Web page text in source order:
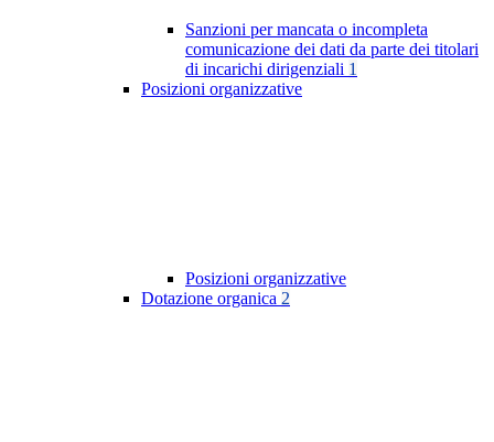
Sanzioni per mancata o incompleta
comunicazione dei dati da parte dei titolari
di incarichi dirigenziali 1
Posizioni organizzative
Posizioni organizzative
Dotazione organica 2